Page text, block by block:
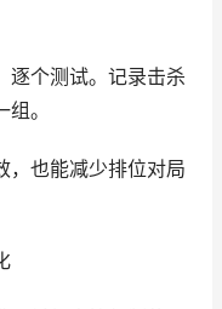
逐个测试。记录击杀
。
，也能减少排位对局